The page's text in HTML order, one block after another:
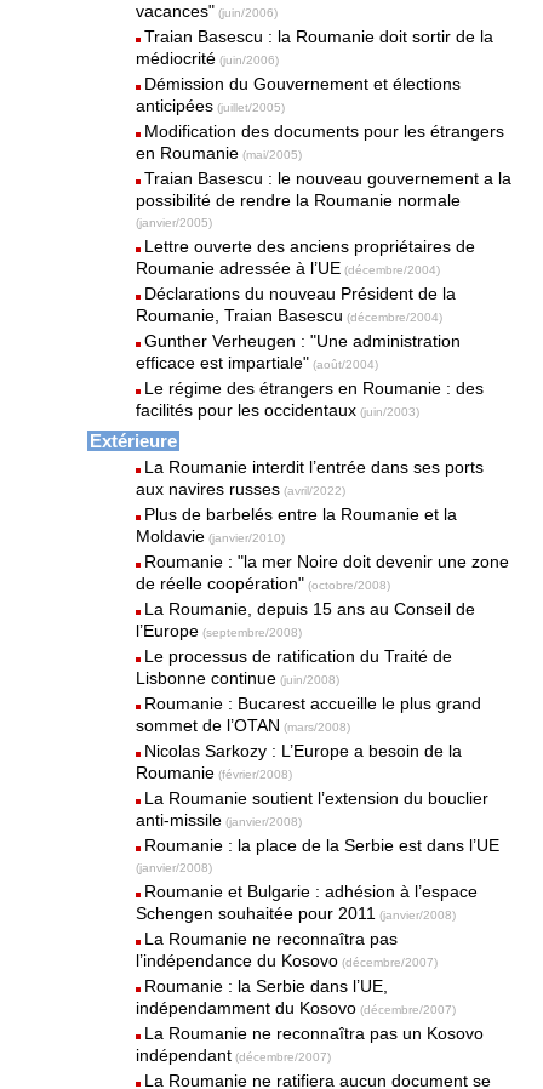
vacances" (juin/2006)
Traian Basescu : la Roumanie doit sortir de la
médiocrité (juin/2006)
Démission du Gouvernement et élections
anticipées (juillet/2005)
Modification des documents pour les étrangers
en Roumanie (mai/2005)
Traian Basescu : le nouveau gouvernement a la
possibilité de rendre la Roumanie normale
(janvier/2005)
Lettre ouverte des anciens propriétaires de
Roumanie adressée à l’UE (décembre/2004)
Déclarations du nouveau Président de la
Roumanie, Traian Basescu (décembre/2004)
Gunther Verheugen : "Une administration
efficace est impartiale" (août/2004)
Le régime des étrangers en Roumanie : des
facilités pour les occidentaux (juin/2003)
Extérieure
La Roumanie interdit l’entrée dans ses ports
aux navires russes (avril/2022)
Plus de barbelés entre la Roumanie et la
Moldavie (janvier/2010)
Roumanie : "la mer Noire doit devenir une zone
de réelle coopération" (octobre/2008)
La Roumanie, depuis 15 ans au Conseil de
l’Europe (septembre/2008)
Le processus de ratification du Traité de
Lisbonne continue (juin/2008)
Roumanie : Bucarest accueille le plus grand
sommet de l’OTAN (mars/2008)
Nicolas Sarkozy : L’Europe a besoin de la
Roumanie (février/2008)
La Roumanie soutient l’extension du bouclier
anti-missile (janvier/2008)
Roumanie : la place de la Serbie est dans l’UE
(janvier/2008)
Roumanie et Bulgarie : adhésion à l’espace
Schengen souhaitée pour 2011 (janvier/2008)
La Roumanie ne reconnaîtra pas
l’indépendance du Kosovo (décembre/2007)
Roumanie : la Serbie dans l’UE,
indépendamment du Kosovo (décembre/2007)
La Roumanie ne reconnaîtra pas un Kosovo
indépendant (décembre/2007)
La Roumanie ne ratifiera aucun document se